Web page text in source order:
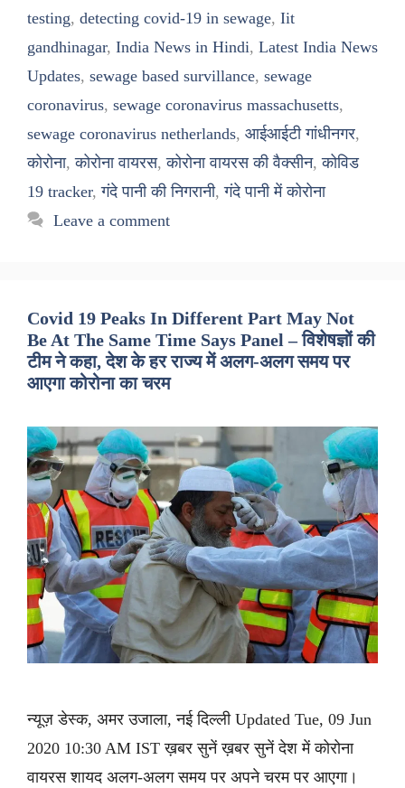
testing, detecting covid-19 in sewage, Iit
gandhinagar, India News in Hindi, Latest India News
Updates, sewage based survillance, sewage
coronavirus, sewage coronavirus massachusetts,
sewage coronavirus netherlands, आईआईटी गांधीनगर,
कोरोना,कोरोना वायरस,कोरोना वायरस की वैक्सीन,कोविड
19 tracker,गंदे पानी की निगरानी,गंदे पानी में कोरोना
Leave a comment
Covid 19 Peaks In Different Part May Not
Be At The Same Time Says Panel – विशेषज्ञों की
टीम ने कहा, देश के हर राज्य में अलग-अलग समय पर
आएगा कोरोना का चरम
न्यूज़ डेस्क, अमर उजाला, नई दिल्ली Updated Tue, 09 Jun
2020 10:30 AM IST ख़बर सुनें ख़बर सुनें देश में कोरोना
वायरस शायद अलग-अलग समय पर अपने चरम पर आएगा।